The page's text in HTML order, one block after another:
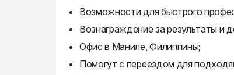
Возможности для быстрого
Вознаграждение за результаты и
Офис в Маниле, Филиппины;
Помогут с переездом для